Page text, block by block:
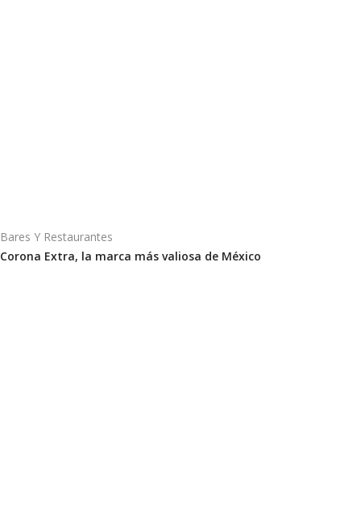
Bares Y Restaurantes
Corona Extra, la marca más valiosa de México